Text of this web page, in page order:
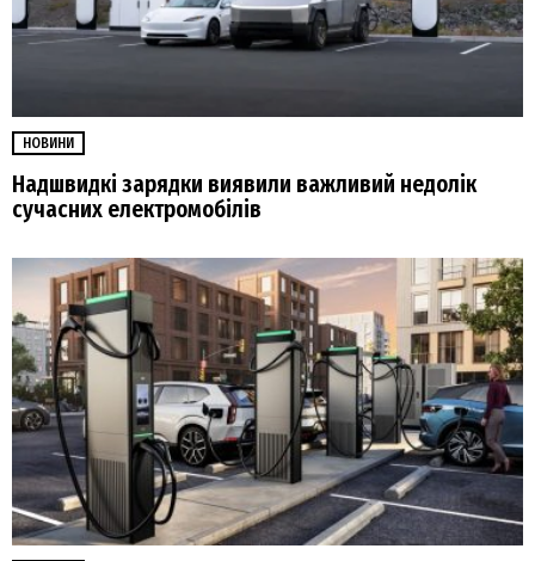
НОВИНИ
Надшвидкі зарядки виявили важливий недолік
сучасних електромобілів